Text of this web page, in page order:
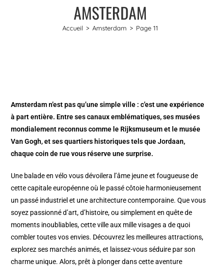
AMSTERDAM
Accueil > Amsterdam > Page 11
Amsterdam n’est pas qu’une simple ville : c’est une expérience
à part entière. Entre ses canaux emblématiques, ses musées
mondialement reconnus comme le Rijksmuseum et le musée
Van Gogh, et ses quartiers historiques tels que Jordaan,
chaque coin de rue vous réserve une surprise.
Une balade en vélo vous dévoilera l’âme jeune et fougueuse de
cette capitale européenne où le passé côtoie harmonieusement
un passé industriel et une architecture contemporaine. Que vous
soyez passionné d’art, d’histoire, ou simplement en quête de
moments inoubliables, cette ville aux mille visages a de quoi
combler toutes vos envies. Découvrez les meilleures attractions,
explorez ses marchés animés, et laissez-vous séduire par son
charme unique. Alors, prêt à plonger dans cette aventure